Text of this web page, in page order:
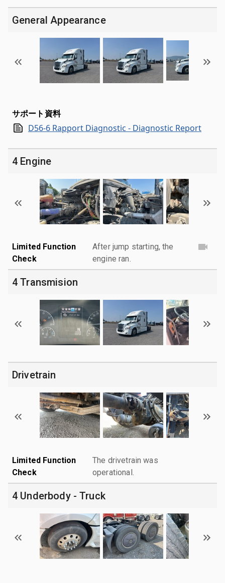
General Appearance
サポート資料
D56-6 Rapport Diagnostic - Diagnostic Report
4 Engine
Limited Function
Check
After jump starting, the
engine ran.
4 Transmision
Drivetrain
Limited Function
Check
The drivetrain was
operational.
4 Underbody - Truck